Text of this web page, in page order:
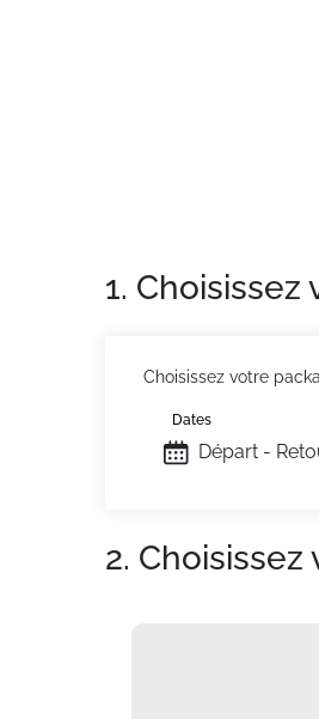
1.
Choisissez votre
Départ -
Dates
2.